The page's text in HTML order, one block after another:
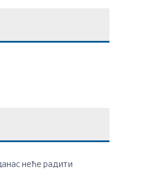
неће радити